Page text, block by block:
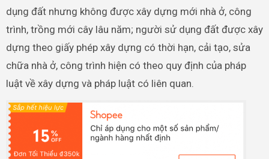
dụng đất nhưng không được xây dựng mới nhà ở, công
trình, trồng mới cây lâu năm; người sử dụng đất được xây
dựng theo giấy phép xây dựng có thời hạn, cải tạo, sửa
chữa nhà ở, công trình hiện có theo quy định của pháp
luật về xây dựng và pháp luật có liên quan.